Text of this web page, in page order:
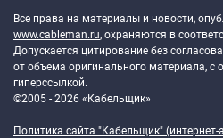
Все права на материалы и новости,
www.cableman.ru, охраняются в
Допускается цитирование без
от объема оригинального материала, с
гиперссылкой.
©2005 - 2026 «Кабельщик»
Политика сайта "Кабельщик" (интернет-